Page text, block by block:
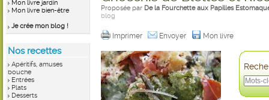
Mon livre jardin
Mon livre bien-être
Je crée mon blog !
Nos recettes
Apéritifs, amuses
bouche
Entrées
Plats
Desserts
Proposée par De la Fourchette aux Papilles
blog
Imprimer Envoyer Mon livre